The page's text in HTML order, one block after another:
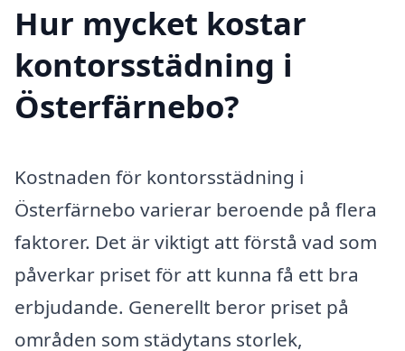
Hur mycket kostar
kontorsstädning i
Österfärnebo?
Kostnaden för kontorsstädning i
Österfärnebo varierar beroende på flera
faktorer. Det är viktigt att förstå vad som
påverkar priset för att kunna få ett bra
erbjudande. Generellt beror priset på
områden som städytans storlek,